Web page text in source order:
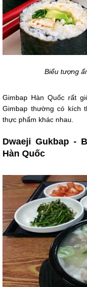
Biểu tượng
Gimbap Hàn Quốc rất
Gimbap thường có kích
thực phẩm khác nhau.
Dwaeji Gukbap -
Hàn Quốc